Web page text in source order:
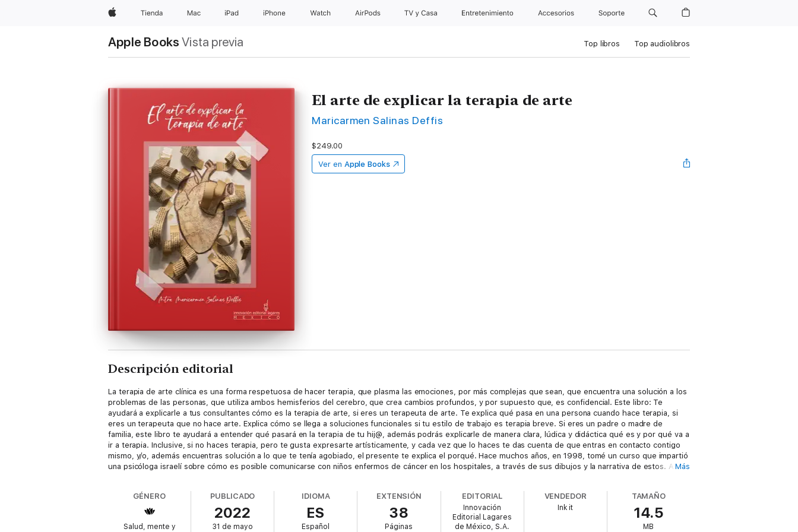
AppleTienda Mac iPad iPhone Watch AirPods TV & Casa Entretenimiento Accesorios Soporte
Apple Books Vista previa Top libros Top audiolibros
El arte de explicar la terapia de arte
Maricarmen Salinas Deffis
$249.00
Ver en Apple Books
Descripción editorial
La terapia de arte clínica es una forma respetuosa de hacer terapia, que plasma las emociones, por más complejas que sean, que encuentra una solución a los
problemas de las personas, que utiliza ambos hemisferios del cerebro, que crea cambios profundos, y por supuesto que, es confidencial. Este libro: Te
ayudará a explicarle a tus consultantes cómo es la terapia de arte, si eres un terapeuta de arte. Te explica qué pasa en una persona cuando hace terapia, si
eres un terapeuta que no hace arte. Explica cómo se llega a soluciones funcionales si tu estilo de trabajo es terapia breve. Si eres un padre o madre de
familia, este libro te ayudará a entender qué pasará en la terapia de tu hij@, además podrás explicarle de manera clara, lúdica y didáctica qué es y por qué va a
ir a terapia. Inclusive, si no haces terapia, pero te gusta expresarte artísticamente, y cada vez que lo haces te das cuenta de que entras en contacto contigo
mismo, y/o, además encuentras solución a lo que te tenía agobiado, el presente te explica el porqué. Hace muchos años, en 1998, tomé un curso que impartió
una psicóloga israelí sobre cómo es posible comunicarse con niños enfermos de cáncer en los hospitales, a través de sus dibujos y la narrativa de estos. A
después me decidí a elaborar un libro de psicoterapia de arte, plasmado con arte para explicar este tipo de terapia.
Más
GÉNERO
Salud, mente y
PUBLICADO
2022
31 de mayo
IDIOMA
ES
Español
EXTENSIÓN
38
Páginas
EDITORIAL
Innovación
Editorial Lagares
de México, S.A.
VENDEDOR
Ink it
TAMAÑO
14.5
MB